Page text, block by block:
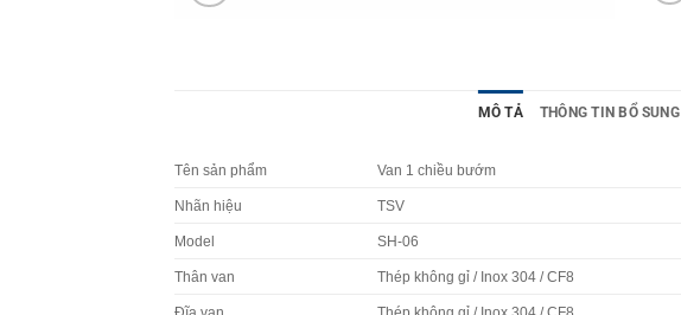
MÔ TẢ THÔNG TIN BỔ SUNG
Tên sản phẩm Van 1 chiều bướm
Nhãn hiệu TSV
Model SH-06
Thân van Thép không gỉ / Inox 304 / CF8